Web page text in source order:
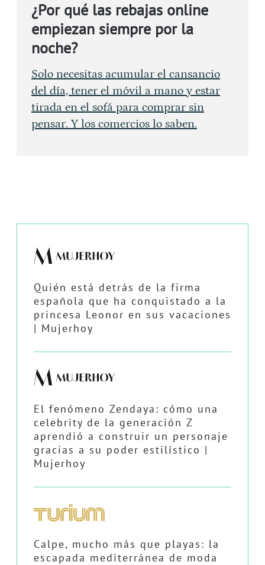
¿Por qué las rebajas online
empiezan siempre por la
noche?
Solo necesitas acumular el cansancio
del día, tener el móvil a mano y estar
tirada en el sofá para comprar sin
pensar. Y los comercios lo saben.
Quién está detrás de la firma
española que ha conquistado a la
princesa Leonor en sus vacaciones
| Mujerhoy
El fenómeno Zendaya: cómo una
celebrity de la generación Z
aprendió a construir un personaje
gracias a su poder estilístico |
Mujerhoy
Calpe, mucho más que playas: la
escapada mediterránea de moda